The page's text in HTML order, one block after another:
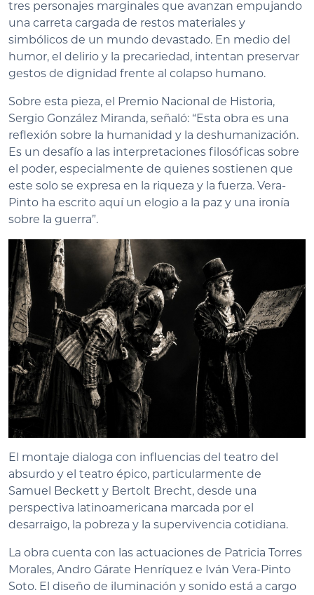
tres personajes marginales que avanzan empujando
una carreta cargada de restos materiales y
simbólicos de un mundo devastado. En medio del
humor, el delirio y la precariedad, intentan preservar
gestos de dignidad frente al colapso humano.
Sobre esta pieza, el Premio Nacional de Historia,
Sergio González Miranda, señaló: “Esta obra es una
reflexión sobre la humanidad y la deshumanización.
Es un desafío a las interpretaciones filosóficas sobre
el poder, especialmente de quienes sostienen que
este solo se expresa en la riqueza y la fuerza. Vera-
Pinto ha escrito aquí un elogio a la paz y una ironía
sobre la guerra”.
El montaje dialoga con influencias del teatro del
absurdo y el teatro épico, particularmente de
Samuel Beckett y Bertolt Brecht, desde una
perspectiva latinoamericana marcada por el
desarraigo, la pobreza y la supervivencia cotidiana.
La obra cuenta con las actuaciones de Patricia Torres
Morales, Andro Gárate Henríquez e Iván Vera-Pinto
Soto. El diseño de iluminación y sonido está a cargo